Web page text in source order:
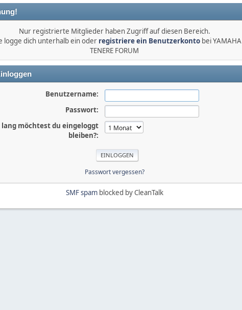
Nur registrierte Mitglieder haben Zugriff auf diesen Bereich.
logge dich unterhalb ein oder registriere ein Benutzerkonto bei YAMAHA
TENERE FORUM
Benutzername:
Passwort:
lang möchtest du eingeloggt
bleiben?:
Passwort vergessen?
SMF spamblocked by CleanTalk